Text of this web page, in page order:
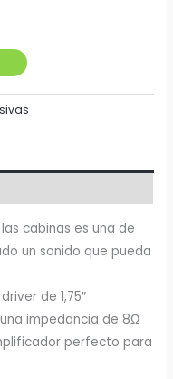
cabinas es una de
un sonido que pueda
de 1,75″
impedancia de 8Ω
perfecto para